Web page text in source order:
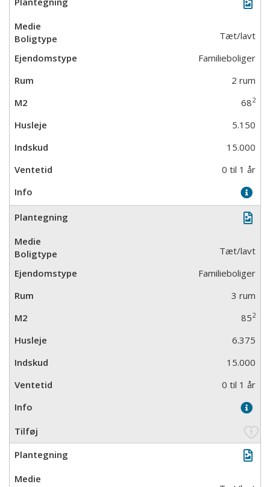
Tæt/lavt
Familieboliger
2 rum
682
5.150
15.000
0 til 1 år
Tæt/lavt
Familieboliger
3 rum
852
6.375
15.000
0 til 1 år